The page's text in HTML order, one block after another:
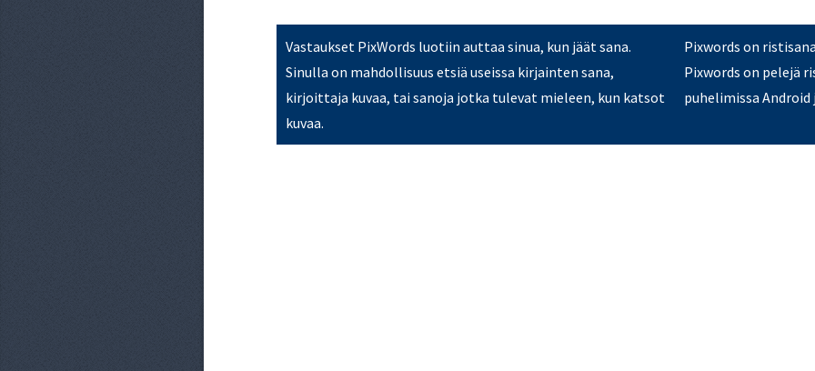
Vastaukset PixWords luotiin auttaa sinua, kun jäät sana.
Sinulla on mahdollisuus etsiä useissa kirjainten sana,
kirjoittaja kuvaa, tai sanoja jotka tulevat mieleen, kun katsot
kuvaa.
Pixwords on
Pixwords on pelejä
puhelimissa